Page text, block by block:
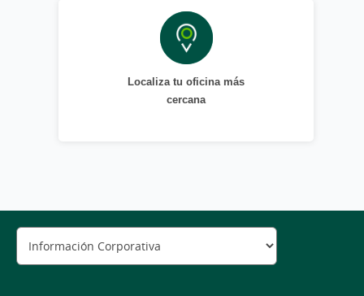
Localiza tu oficina más
cercana